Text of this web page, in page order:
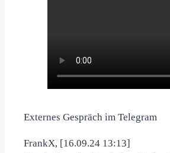
Externes Gespräch im Telegram
FrankX, [16.09.24 13:13]